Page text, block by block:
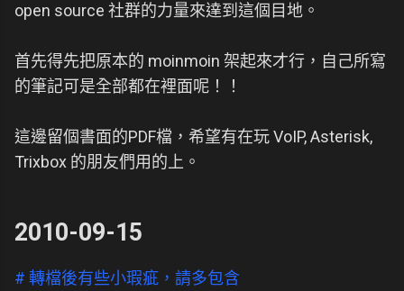
open source 社群的力量來達到這個目地。
首先得先把原本的 moinmoin 架起來才行，自己所寫
的筆記可是全部都在裡面呢！！
這邊留個書面的PDF檔，希望有在玩 VoIP, Asterisk,
Trixbox 的朋友們用的上。
2010-09-15
# 轉檔後有些小瑕疵，請多包含